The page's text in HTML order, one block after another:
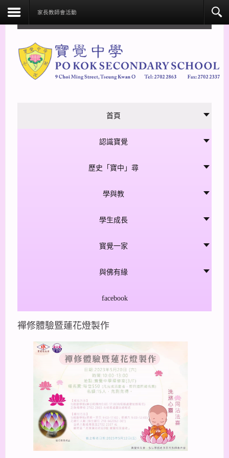
家長教師會活動
首頁
認識寶覺
歷史「寶中」尋
學與教
學生成長
寳覺一家
與佛有緣
facebook
襌修體驗暨蓮花燈製作